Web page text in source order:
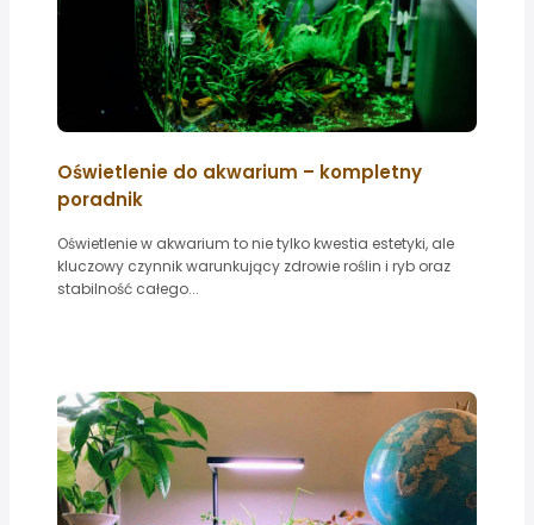
Oświetlenie do akwarium – kompletny
poradnik
Oświetlenie w akwarium to nie tylko kwestia estetyki, ale
kluczowy czynnik warunkujący zdrowie roślin i ryb oraz
stabilność całego...